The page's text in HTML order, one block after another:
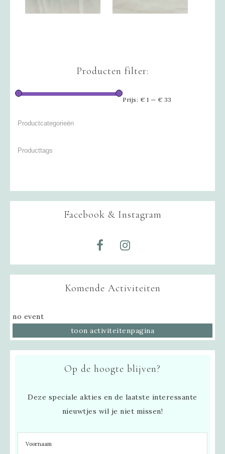
Producten filter:
Prijs: € 1 — € 33
Facebook & Instagram
Komende Activiteiten
no event
toon activiteitenpagina
Op de hoogte blijven?
Deze speciale akties en de laatste interessante
nieuwtjes wil je niet missen!